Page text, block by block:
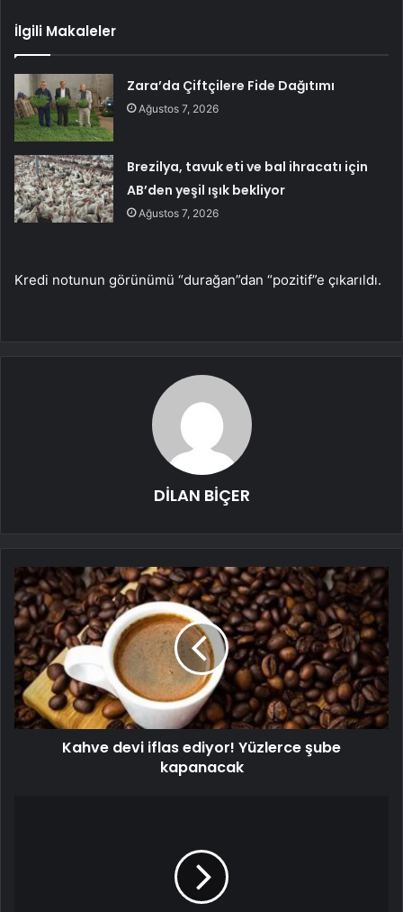
İlgili Makaleler
Zara’da Çiftçilere Fide Dağıtımı
Ağustos 7, 2026
Brezilya, tavuk eti ve bal ihracatı için
AB’den yeşil ışık bekliyor
Ağustos 7, 2026
Kredi notunun görünümü “durağan”dan “pozitif”e çıkarıldı.
DİLAN BİÇER
Kahve devi iflas ediyor! Yüzlerce şube
kapanacak